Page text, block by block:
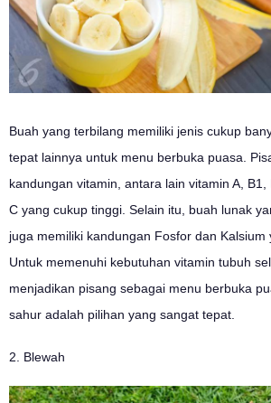
Buah yang terbilang memiliki jenis cukup
tepat lainnya untuk menu berbuka puasa.
kandungan vitamin, antara lain vitamin A,
C yang cukup tinggi. Selain itu, buah lunak
juga memiliki kandungan Fosfor dan Kalsium
Untuk memenuhi kebutuhan vitamin tubuh
menjadikan pisang sebagai menu berbuka
sahur adalah pilihan yang sangat tepat.
2. Blewah